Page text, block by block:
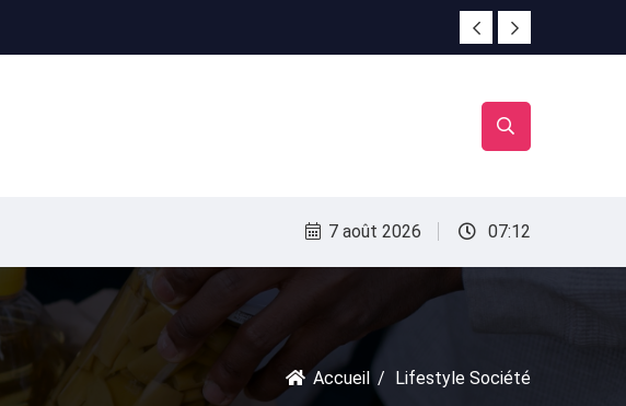
caritatif à Floirac
7 août 2026 07:12
Accueil Lifestyle Société